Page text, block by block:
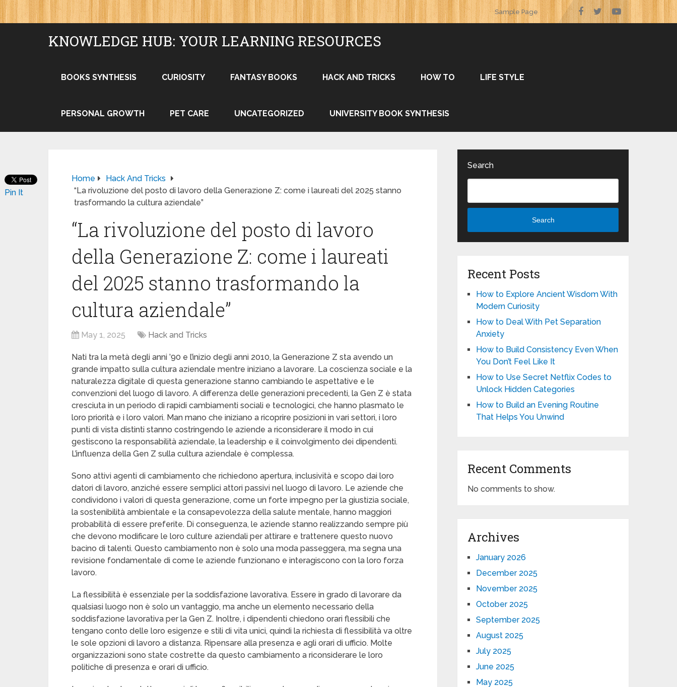
Sample Page
KNOWLEDGE HUB: YOUR LEARNING RESOURCES
BOOKS SYNTHESIS CURIOSITY FANTASY BOOKS HACK AND TRICKS HOW TO LIFE STYLE
PERSONAL GROWTH PET CARE UNCATEGORIZED UNIVERSITY BOOK SYNTHESIS
Home
Hack And Tricks
“La rivoluzione del posto di lavoro della Generazione Z: come i laureati del 2025 stanno
trasformando la cultura aziendale”
“La rivoluzione del posto di lavoro
della Generazione Z: come i laureati
del 2025 stanno trasformando la
cultura aziendale”
May 1, 2025 Hack and Tricks
Nati tra la metà degli anni ’90 e l’inizio degli anni 2010, la Generazione Z sta avendo un
grande impatto sulla cultura aziendale mentre iniziano a lavorare. La coscienza sociale e la
naturalezza digitale di questa generazione stanno cambiando le aspettative e le
convenzioni del luogo di lavoro. A differenza delle generazioni precedenti, la Gen Z è stata
cresciuta in un periodo di rapidi cambiamenti sociali e tecnologici, che hanno plasmato le
loro priorità e i loro valori. Man mano che iniziano a ricoprire posizioni in vari settori, i loro
punti di vista distinti stanno costringendo le aziende a riconsiderare il modo in cui
gestiscono la responsabilità aziendale, la leadership e il coinvolgimento dei dipendenti.
L’influenza della Gen Z sulla cultura aziendale è complessa.
Sono attivi agenti di cambiamento che richiedono apertura, inclusività e scopo dai loro
datori di lavoro, anziché essere semplici attori passivi nel luogo di lavoro. Le aziende che
condividono i valori di questa generazione, come un forte impegno per la giustizia sociale,
la sostenibilità ambientale e la consapevolezza della salute mentale, hanno maggiori
probabilità di essere preferite. Di conseguenza, le aziende stanno realizzando sempre più
che devono modificare le loro culture aziendali per attirare e trattenere questo nuovo
bacino di talenti. Questo cambiamento non è solo una moda passeggera, ma segna una
revisione fondamentale di come le aziende funzionano e interagiscono con la loro forza
lavoro.
La flessibilità è essenziale per la soddisfazione lavorativa. Essere in grado di lavorare da
qualsiasi luogo non è solo un vantaggio, ma anche un elemento necessario della
soddisfazione lavorativa per la Gen Z. Inoltre, i dipendenti chiedono orari flessibili che
tengano conto delle loro esigenze e stili di vita unici, quindi la richiesta di flessibilità va oltre
le sole opzioni di lavoro a distanza. Ripensare alla presenza e agli orari di ufficio. Molte
organizzazioni sono state costrette da questo cambiamento a riconsiderare le loro
politiche di presenza e orari di ufficio.
Pin It
Search
Search
Recent Posts
How to Explore Ancient Wisdom With
Modern Curiosity
How to Deal With Pet Separation
Anxiety
How to Build Consistency Even When
You Don’t Feel Like It
How to Use Secret Netflix Codes to
Unlock Hidden Categories
How to Build an Evening Routine
That Helps You Unwind
Recent Comments
No comments to show.
Archives
January 2026
December 2025
November 2025
October 2025
September 2025
August 2025
July 2025
June 2025
May 2025